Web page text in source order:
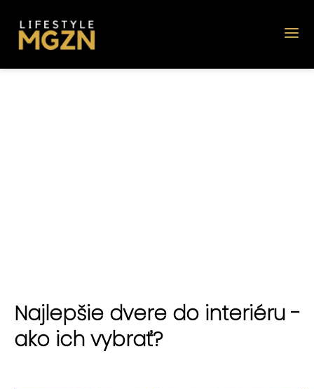
Najlepšie dvere do interiéru -
ako ich vybrať?